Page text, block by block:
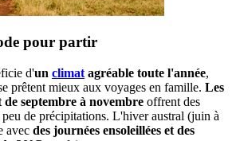
pour partir
d'un climat agréable toute l'année,
prêtent mieux aux voyages en famille. Les
de septembre à novembre offrent des
peu de précipitations. L'hiver austral (juin à
avec des journées ensoleillées et des